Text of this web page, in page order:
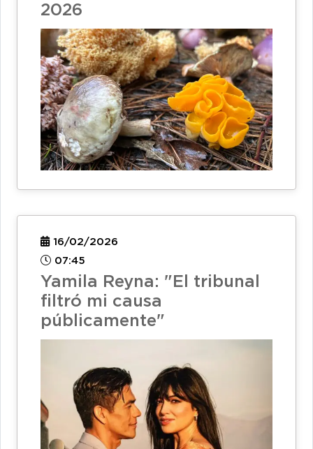
2026
16/02/2026
07:45
Yamila Reyna: "El tribunal
filtró mi causa
públicamente"